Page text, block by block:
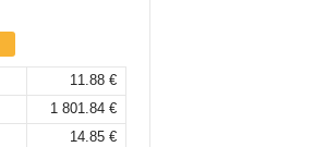
11.88 €
1 801.84 €
14.85 €